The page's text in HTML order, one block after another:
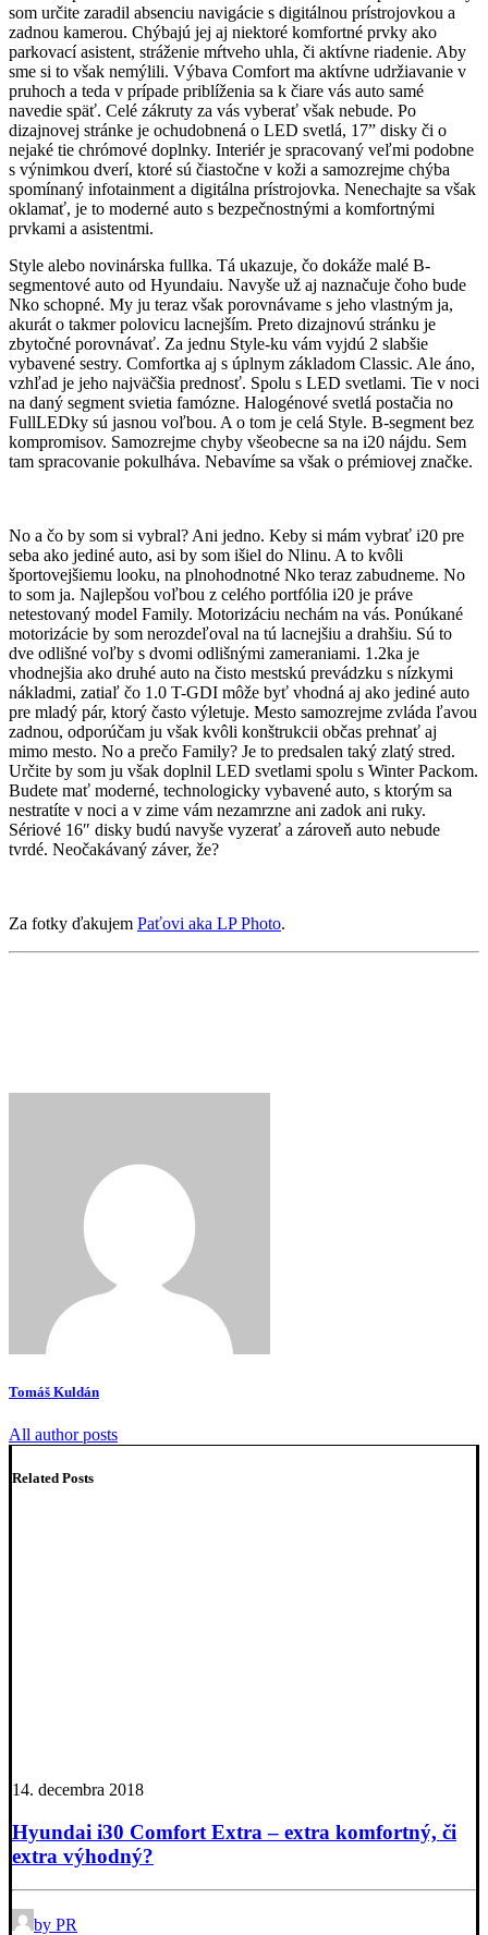
som určite zaradil absenciu navigácie s digitálnou prístrojovkou a
zadnou kamerou. Chýbajú jej aj niektoré komfortné prvky ako
parkovací asistent, stráženie mŕtveho uhla, či aktívne riadenie. Aby
sme si to však nemýlili. Výbava Comfort ma aktívne udržiavanie v
pruhoch a teda v prípade priblíženia sa k čiare vás auto samé
navedie späť. Celé zákruty za vás vyberať však nebude. Po
dizajnovej stránke je ochudobnená o LED svetlá, 17” disky či o
nejaké tie chrómové doplnky. Interiér je spracovaný veľmi podobne
s výnimkou dverí, ktoré sú čiastočne v koži a samozrejme chýba
spomínaný infotainment a digitálna prístrojovka. Nenechajte sa však
oklamať, je to moderné auto s bezpečnostnými a komfortnými
prvkami a asistentmi.
Style alebo novinárska fullka. Tá ukazuje, čo dokáže malé B-
segmentové auto od Hyundaiu. Navyše už aj naznačuje čoho bude
Nko schopné. My ju teraz však porovnávame s jeho vlastným ja,
akurát o takmer polovicu lacnejším. Preto dizajnovú stránku je
zbytočné porovnávať. Za jednu Style-ku vám vyjdú 2 slabšie
vybavené sestry. Comfortka aj s úplnym základom Classic. Ale áno,
vzhľad je jeho najväčšia prednosť. Spolu s LED svetlami. Tie v noci
na daný segment svietia famózne. Halogénové svetlá postačia no
FullLEDky sú jasnou voľbou. A o tom je celá Style. B-segment bez
kompromisov. Samozrejme chyby všeobecne sa na i20 nájdu. Sem
tam spracovanie pokulháva. Nebavíme sa však o prémiovej značke.
No a čo by som si vybral? Ani jedno. Keby si mám vybrať i20 pre
seba ako jediné auto, asi by som išiel do Nlinu. A to kvôli
športovejšiemu looku, na plnohodnotné Nko teraz zabudneme. No
to som ja. Najlepšou voľbou z celého portfólia i20 je práve
netestovaný model Family. Motorizáciu nechám na vás. Ponúkané
motorizácie by som nerozdeľoval na tú lacnejšiu a drahšiu. Sú to
dve odlišné voľby s dvomi odlišnými zameraniami. 1.2ka je
vhodnejšia ako druhé auto na čisto mestskú prevádzku s nízkymi
nákladmi, zatiaľ čo 1.0 T-GDI môže byť vhodná aj ako jediné auto
pre mladý pár, ktorý často výletuje. Mesto samozrejme zvláda ľavou
zadnou, odporúčam ju však kvôli konštrukcii občas prehnať aj
mimo mesto. No a prečo Family? Je to predsalen taký zlatý stred.
Určite by som ju však doplnil LED svetlami spolu s Winter Packom.
Budete mať moderné, technologicky vybavené auto, s ktorým sa
nestratíte v noci a v zime vám nezamrzne ani zadok ani ruky.
Sériové 16″ disky budú navyše vyzerať a zároveň auto nebude
tvrdé. Neočakávaný záver, že?
Za fotky ďakujem Paťovi aka LP Photo.
Tomáš Kuldán
All author posts
Related Posts
14. decembra 2018
Hyundai i30 Comfort Extra – extra komfortný, či
extra výhodný?
by PR